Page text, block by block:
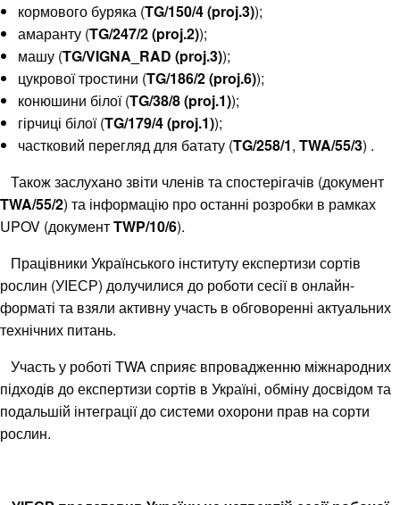
кормового буряка (TG/150/4 (proj.3));
амаранту (TG/247/2 (proj.2));
машу (TG/VIGNA_RAD (proj.3));
цукрової тростини (TG/186/2 (proj.6));
конюшини білої (TG/38/8 (proj.1));
гірчиці білої (TG/179/4 (proj.1));
частковий перегляд для батату (TG/258/1, TWA/55/3) .
Також заслухано звіти членів та спостерігачів (документ
TWA/55/2) та інформацію про останні розробки в рамках
UPOV (документTWP/10/6).
Працівники Українського інституту експертизи сортів
рослин (УІЕСР) долучилися до роботи сесії в онлайн-
форматі та взяли активну участь в обговоренні актуальних
технічних питань.
Участь у роботі TWA сприяє впровадженню міжнародних
підходів до експертизи сортів в Україні, обміну досвідом та
подальшій інтеграції до системи охорони прав на сорти
рослин.